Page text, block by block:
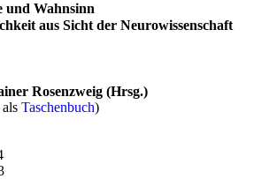
und Wahn­sinn
aus Sicht der Neuro­wissen­schaft
Rosenzweig (Hrsg.)
alsTaschenbuch)